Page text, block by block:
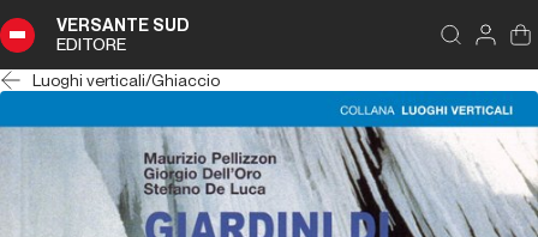
VERSANTE SUD
EDITORE
Luoghi verticali/Ghiaccio